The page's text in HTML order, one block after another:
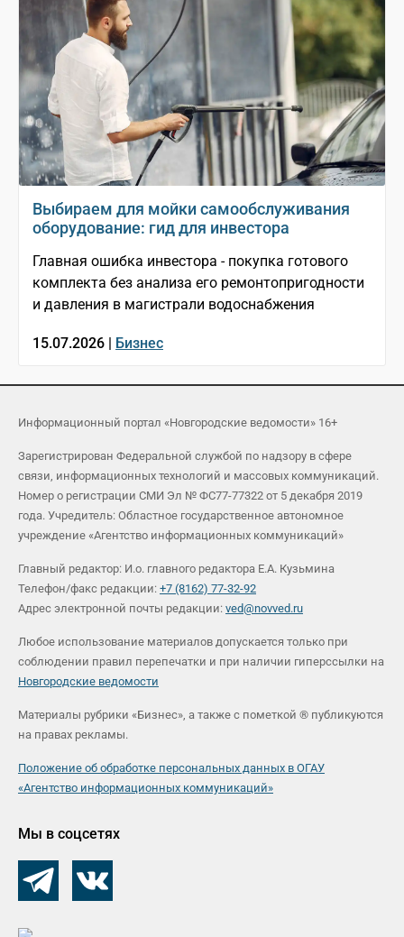
Выбираем для мойки самообслуживания
оборудование: гид для инвестора
Главная ошибка инвестора - покупка готового
комплекта без анализа его ремонтопригодности
и давления в магистрали водоснабжения
15.07.2026 | Бизнес
Информационный портал «Новгородские ведомости» 16+
Зарегистрирован Федеральной службой по надзору в сфере
связи, информационных технологий и массовых коммуникаций.
Номер о регистрации СМИ Эл № ФС77-77322 от 5 декабря 2019
года. Учредитель: Областное государственное автономное
учреждение «Агентство информационных коммуникаций»
Главный редактор: И.о. главного редактора Е.А. Кузьмина
Телефон/факс редакции: +7 (8162) 77-32-92
Адрес электронной почты редакции: ved@novved.ru
Любое использование материалов допускается только при
соблюдении правил перепечатки и при наличии гиперссылки на
Новгородские ведомости
Материалы рубрики «Бизнес», а также с пометкой ® публикуются
на правах рекламы.
Положение об обработке персональных данных в ОГАУ
«Агентство информационных коммуникаций»
Мы в соцсетях